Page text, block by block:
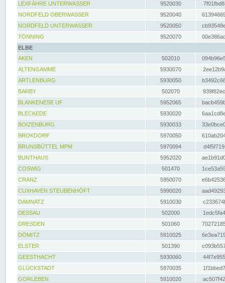
LEXFÄHRE UNTERWASSER
9520030
NORDFELD OBERWASSER
9520040
NORDFELD UNTERWASSER
9520050
TÖNNING
9520070
ELBE
AKEN
502010
ALTENGAMME
5930070
ARTLENBURG
5930050
BARBY
502070
BLANKENESE UF
5952065
BLECKEDE
5930020
BOIZENBURG
5930033
BROKDORF
5970050
BRUNSBÜTTEL MPM
5970094
BUNTHAUS
5952020
COSWIG
501470
CRANZ
5950070
CUXHAVEN STEUBENHÖFT
5990020
DAMNATZ
5910030
DESSAU
502000
DRESDEN
501060
DÖMITZ
5910025
ELSTER
501390
GEESTHACHT
5930060
GLÜCKSTADT
5970035
GORLEBEN
5910020